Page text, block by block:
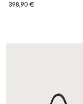
398,90 €